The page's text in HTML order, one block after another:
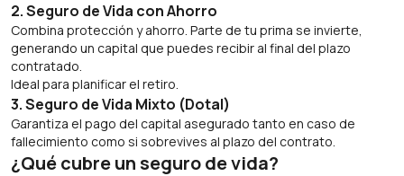
2. Seguro de Vida con Ahorro
Combina protección y ahorro. Parte de tu prima se invierte,
generando un capital que puedes recibir al final del plazo
contratado.
Ideal para planificar el retiro.
3. Seguro de Vida Mixto (Dotal)
Garantiza el pago del capital asegurado tanto en caso de
fallecimiento como si sobrevives al plazo del contrato.
¿Qué cubre un seguro de vida?